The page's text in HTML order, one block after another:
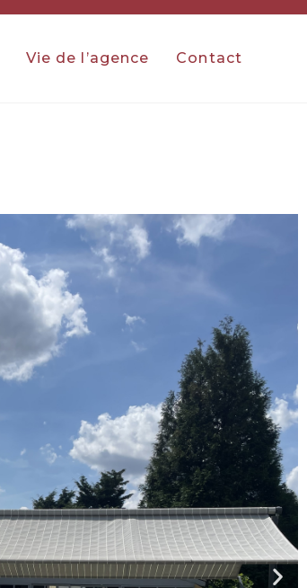
Vie de l’agence Contact